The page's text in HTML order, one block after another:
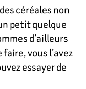
céréales non
petit quelque
d’ailleurs
vous l’avez
essayer de